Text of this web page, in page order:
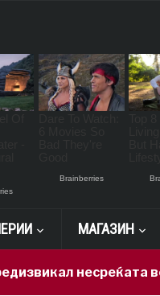
МАГАЗИН
несреќата во